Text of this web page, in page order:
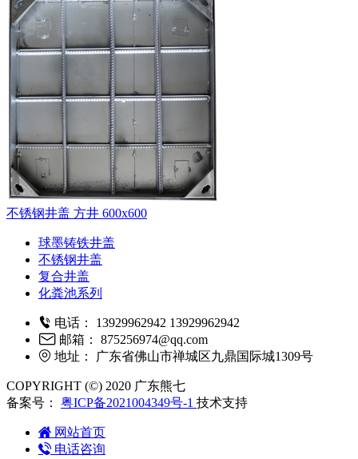
不锈钢井盖 方井 600x600
球墨铸铁井盖
不锈钢井盖
复合井盖
化粪池系列
电话： 13929962942 13929962942
邮箱： 875256974@qq.com
地址：
广东省佛山市禅城区九鼎国际城1309号
COPYRIGHT (©) 2020 广东熊七
备案号： 粤ICP备2021004349号-1 技术支持
网站首页
电话咨询